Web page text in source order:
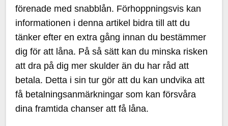
förenade med snabblån. Förhoppningsvis kan
informationen i denna artikel bidra till att du
tänker efter en extra gång innan du bestämmer
dig för att låna. På så sätt kan du minska risken
att dra på dig mer skulder än du har råd att
betala. Detta i sin tur gör att du kan undvika att
få betalningsanmärkningar som kan försvåra
dina framtida chanser att få låna.